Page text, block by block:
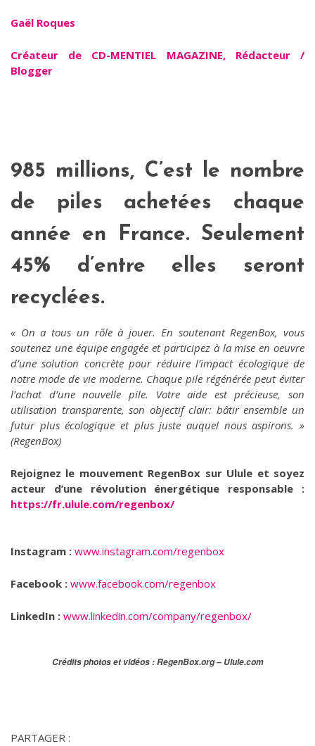
Gaël Roques
Créateur de CD-MENTIEL MAGAZINE, Rédacteur /
Blogger
985 millions, C’est le nombre
de piles achetées chaque
année en France. Seulement
45% d’entre elles seront
recyclées.
« On a tous un rôle à jouer. En soutenant RegenBox, vous
soutenez une équipe engagée et participez à la mise en oeuvre
d’une solution concrète pour réduire l’impact écologique de
notre mode de vie moderne. Chaque pile régénérée peut éviter
l’achat d’une nouvelle pile. Votre aide est précieuse, son
utilisation transparente, son objectif clair: bâtir ensemble un
futur plus écologique et plus juste auquel nous aspirons. »
(RegenBox)
Rejoignez le mouvement RegenBox sur Ulule et soyez
acteur d’une révolution énergétique responsable :
https://fr.ulule.com/regenbox/
Instagram : www.instagram.com/regenbox
Facebook : www.facebook.com/regenbox
LinkedIn : www.linkedin.com/company/regenbox/
Crédits photos et vidéos :RegenBox.org– Ulule.com
PARTAGER :